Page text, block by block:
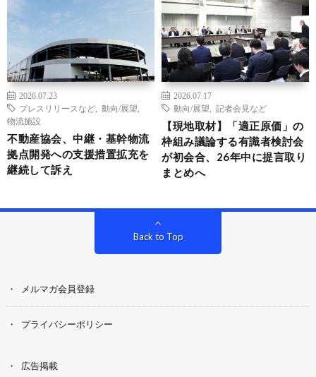
2026.07.23
プレスリリースなど
動向/展望
物流施設
不動産協会、中継・基幹物流
拠点開発への支援措置拡充を
継続して訴え
2026.07.17
動向/展望
記者会見など
【現地取材】「適正原価」の
枠組み議論する有識者検討会
が初会合、26年中に提言取り
まとめへ
Back to Top
メルマガ会員登録
プライバシーポリシー
広告掲載